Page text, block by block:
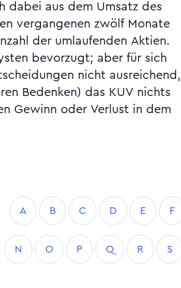
dabei aus dem Umsatz des
vergangenen zwölf Monate
der umlaufenden Aktien.
bevorzugt; aber für sich
nicht ausreichend,
Bedenken) das KUV nichts
Gewinn oder Verlust in dem
Kursbereich, gehandelter,
Verhältnis, Kurs-
A B C D E F
N O P Q R S